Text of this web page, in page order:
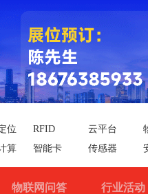
位 RFID 云平台
算
智能卡 传感器
物联网问答 行业活动